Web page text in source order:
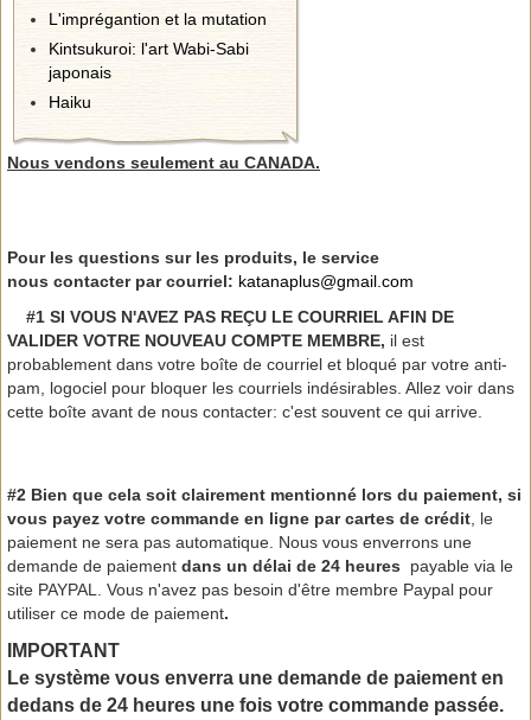
L'imprégantion et la mutation
Kintsukuroi: l'art Wabi-Sabi
japonais
Haiku
Nous vendons seulement au CANADA.
Pour les questions sur les produits, le service
nous contacter par courriel: katanaplus@gmail.com
#1 SI VOUS N'AVEZ PAS REÇU LE COURRIEL AFIN DE
VALIDER VOTRE NOUVEAU COMPTE MEMBRE, il est
probablement dans votre boîte de courriel et bloqué par votre anti-
pam, logociel pour bloquer les courriels indésirables. Allez voir dans
cette boîte avant de nous contacter: c'est souvent ce qui arrive.
#2 Bien que cela soit clairement mentionné lors du paiement, si
vous payez votre commande en ligne par cartes de crédit , le
paiement ne sera pas automatique. Nous vous enverrons une
demande de paiement dans un délai de 24 heures
payable via le
site PAYPAL. Vous n'avez pas besoin d'être membre Paypal pour
utiliser ce mode de paiement.
IMPORTANT
Le système vous enverra une demande de paiement en
dedans de 24 heures une fois votre commande passée.